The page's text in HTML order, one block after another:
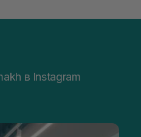
в Instagram